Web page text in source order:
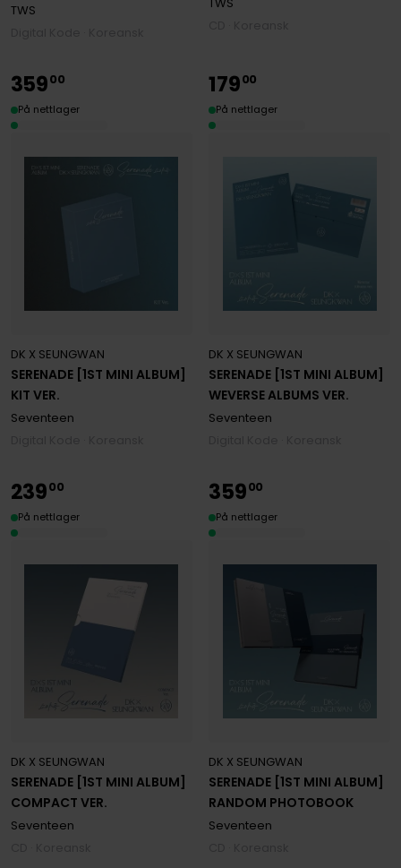
TWS
TWS
SERENADE [1ST MINI ALBUM]
KIT VER.
DK X SEUNGWAN
Seventeen
35900
På nettlager
SERENADE [1ST MINI ALBUM]
WEVERSE ALBUMS VER.
DK X SEUNGWAN
Seventeen
17900
På nettlager
SERENADE [1ST MINI ALBUM]
COMPACT VER.
DK X SEUNGWAN
Seventeen
23900
På nettlager
SERENADE [1ST MINI ALBUM]
RANDOM PHOTOBOOK
DK X SEUNGWAN
Seventeen
35900
På nettlager